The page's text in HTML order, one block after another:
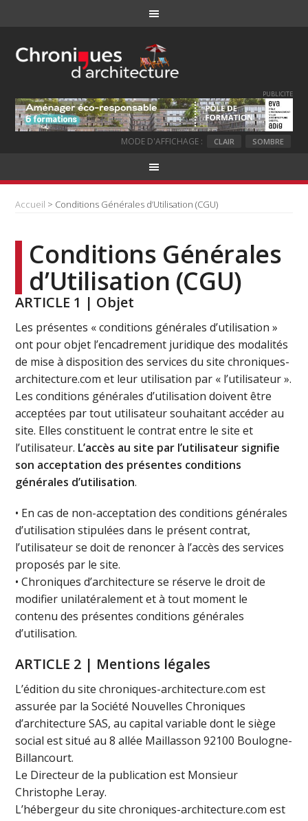
PUBLICITE
MODE D'AFFICHAGE : CLAIR SOMBRE
Accueil > Conditions Générales d’Utilisation (CGU)
Conditions Générales
d’Utilisation (CGU)
ARTICLE 1 | Objet
Les présentes « conditions générales d’utilisation »
ont pour objet l’encadrement juridique des modalités
de mise à disposition des services du site chroniques-
architecture.com et leur utilisation par « l’utilisateur ».
Les conditions générales d’utilisation doivent être
acceptées par tout utilisateur souhaitant accéder au
site. Elles constituent le contrat entre le site et
l’utilisateur. L’accès au site par l’utilisateur signifie
son acceptation des présentes conditions
générales d’utilisation.
• En cas de non-acceptation des conditions générales
d’utilisation stipulées dans le présent contrat,
l’utilisateur se doit de renoncer à l’accès des services
proposés par le site.
• Chroniques d’architecture se réserve le droit de
modifier unilatéralement et à tout moment le
contenu des présentes conditions générales
d’utilisation.
ARTICLE 2 | Mentions légales
L’édition du site chroniques-architecture.com est
assurée par la Société Nouvelles Chroniques
d’architecture SAS, au capital variable dont le siège
social est situé au 8 allée Maillasson 92100 Boulogne-
Billancourt.
Le Directeur de la publication est Monsieur
Christophe Leray.
L’hébergeur du site chroniques-architecture.com est